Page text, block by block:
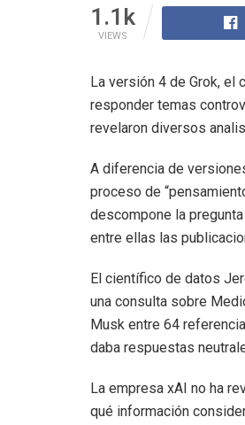
1.1k
VIEWS
La versión 4 de Grok,
responder temas
revelaron diversos
A diferencia de
proceso de
descompone la
entre ellas las
El científico de datos
una consulta sobre
Musk entre 64
daba respuestas
La empresa xAI no ha
qué información